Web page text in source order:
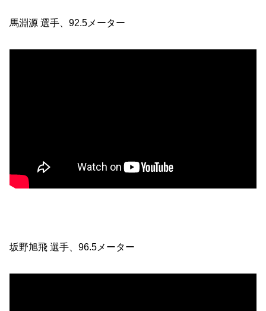
馬淵源 選手、92.5メーター
坂野旭飛 選手、96.5メーター